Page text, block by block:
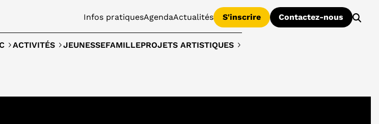
ACTIVITÉS JEUNESSEFAMILLEPROJETS ARTISTIQUES
Infos pratiquesAgendaActualités S'inscrire Contactez-nous